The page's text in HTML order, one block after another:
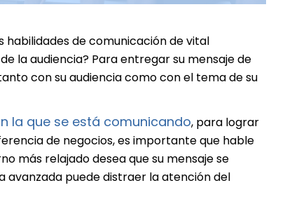
habilidades de comunicación de vital
la audiencia? Para entregar su mensaje de
con su audiencia como con el tema de su
la que se está comunicando, para lograr
de negocios, es importante que hable
más relajado desea que su mensaje se
puede distraer la atención del